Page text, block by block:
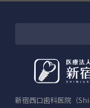
新宿西口歯科医院（